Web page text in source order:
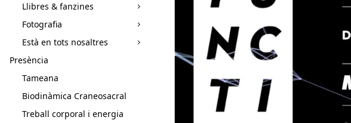
Llibres & fanzines
Fotografia
Està en tots nosaltres
Presència
Tameana
Biodinàmica Craneosacral
Treball corporal i energia